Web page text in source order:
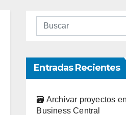
Entradas Recientes
🗃️ Archivar proyectos
Business Central